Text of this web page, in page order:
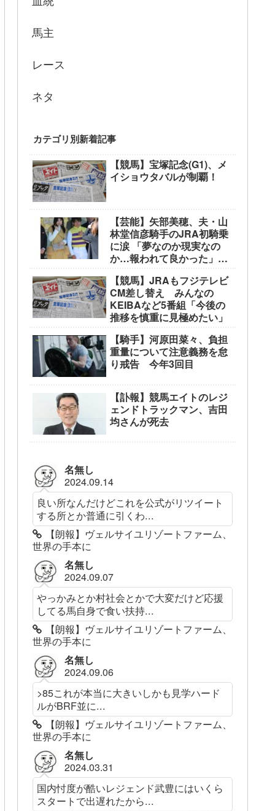
馬主
レース
ネタ
カテゴリ別新着記事
【競馬】宝塚記念(G1)、メ
イショウタバルが制覇！
【芸能】矢部美穂、夫・山
林堂信彦騎手のJRA初騎乗
に涙 「夢なのか現実なの
か…報われて良かった」
【競馬】JRAもフジテレビ
CM差し替え みんなの
KEIBAなど5番組「今後の
推移を慎重に見極めたい」
【騎手】河原田菜々、負担
重量について注意義務を怠
り戒告 今年3回目
【訃報】競馬エイトのレジ
ェンドトラックマン、吉田
均さんが死去
名無し
2024.09.14
良い所なんだけどこれを公式がリツイート
する所とか普通に引くわ...
【朗報】ヴェルサイユリゾートファーム、
世界の手本に
名無し
2024.09.07
やっかみとか村社会とかで大変だけど応援
してる馬自身で食い扶持...
【朗報】ヴェルサイユリゾートファーム、
世界の手本に
名無し
2024.09.06
>85これが本当に大きいしかも見学ハード
ルがBRF並に...
【朗報】ヴェルサイユリゾートファーム、
世界の手本に
名無し
2024.03.31
国内忖度が酷いレジェンド武豊にはいくら
スタートで出遅れたから...